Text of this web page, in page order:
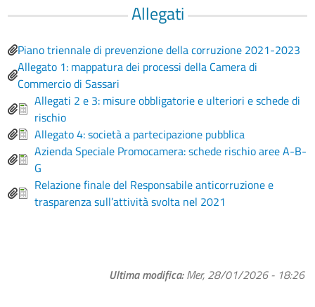
Allegati
Piano triennale di prevenzione della corruzione 2021-2023
Allegato 1: mappatura dei processi della Camera di
Commercio di Sassari
Allegati 2 e 3: misure obbligatorie e ulteriori e schede di
rischio
Allegato 4: società a partecipazione pubblica
Azienda Speciale Promocamera: schede rischio aree A-B-
G
Relazione finale del Responsabile anticorruzione e
trasparenza sull’attività svolta nel 2021
Ultima modifica Mer, 28/01/2026 - 18:26